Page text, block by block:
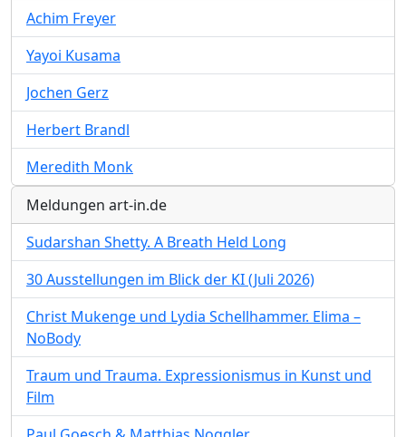
Achim Freyer
Yayoi Kusama
Jochen Gerz
Herbert Brandl
Meredith Monk
Meldungen art-in.de
Sudarshan Shetty. A Breath Held Long
30 Ausstellungen im Blick der KI (Juli 2026)
Christ Mukenge und Lydia Schellhammer. Elima –
NoBody
Traum und Trauma. Expressionismus in Kunst und
Film